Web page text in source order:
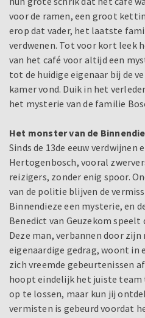
voor de ramen, een groot
erop dat vader, het laatste
verdwenen. Tot voor kort leek
van het café voor altijd een
tot de huidige eigenaar bij de
kamer vond. Duik in het
het mysterie van de familie
Het monster van de
Sinds de 13de eeuw verdwijnen
Hertogenbosch, vooral
reizigers, zonder enig spoor.
van de politie blijven de
Binnendieze een mysterie, en
Benedict van Geuzekom speelt
Deze man, verbannen door
eigenaardige gedrag, woont in
zich vreemde gebeurtenissen
hoopt eindelijk het juiste
op te lossen, maar kun jij
vermisten is gebeurd voordat